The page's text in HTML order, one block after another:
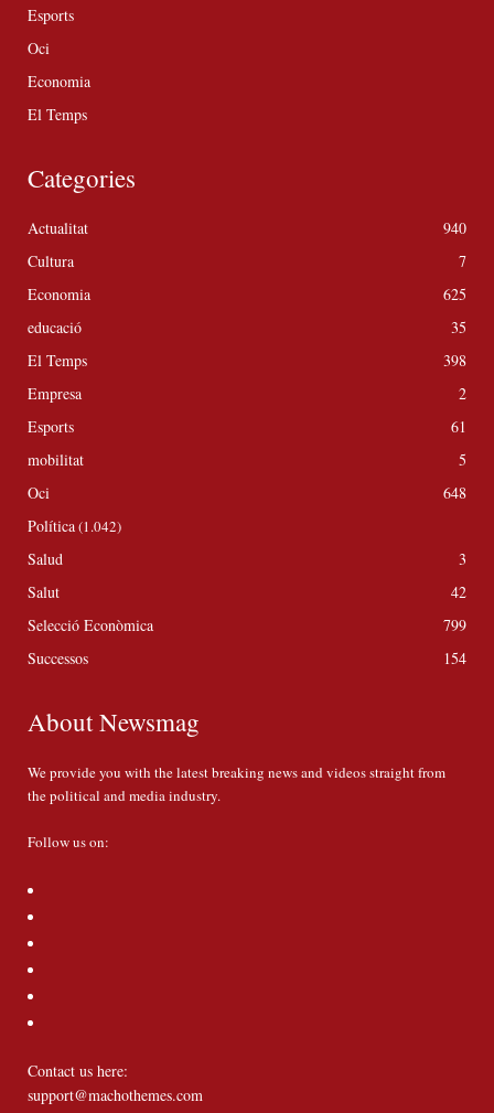
Esports
Oci
Economia
El Temps
Categories
Actualitat
940
Cultura
7
Economia
625
educació
35
El Temps
398
Empresa
2
Esports
61
mobilitat
5
Oci
648
Política(1.042)
Salud
3
Salut
42
Selecció Econòmica
799
Successos
154
About Newsmag
We provide you with the latest breaking news and videos straight from
the political and media industry.
Follow us on:
Contact us here:
support@machothemes.com